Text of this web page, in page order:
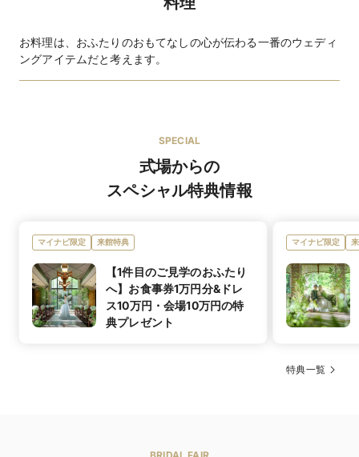
あり
提携ショップ
ショップ名 THE TREAT DRESSING長野店
Monique Lhuillier(モニーク・ルイリエ)
Jenny Packham(ジェニー・パッカム)
Reem Acra(リーム・アクラ)
VERA WANG(ヴェラ・ウォン)
お料理は、おふたりのおもてなしの心が伝わる一番のウェディ
ングアイテムだと考えます。
SPECIAL
式場からの
スペシャル特典情報
マイナビ限定 来館特典
【1件目のご見学のおふたり
へ】お食事券1万円分&ドレ
ス10万円・会場10万円の特
典プレゼント
マイナビ限定
特典一覧